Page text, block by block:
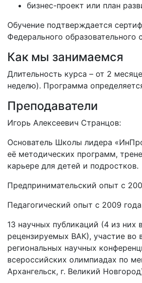
бизнес-проект или план
Обучение подтверждается
Федерального образовательного
Как мы занимаемся
Длительность курса – от 2
неделю). Программа
Преподаватели
Игорь Алексеевич Странцов:
Основатель Школы лидера
её методических программ,
карьере для детей и подростков.
Предпринимательский опыт с
Педагогический опыт с 2009
13 научных публикаций (4 из них
рецензируемых ВАК), участие во
региональных научных
всероссийских олимпиадах по
Архангельск, г. Великий